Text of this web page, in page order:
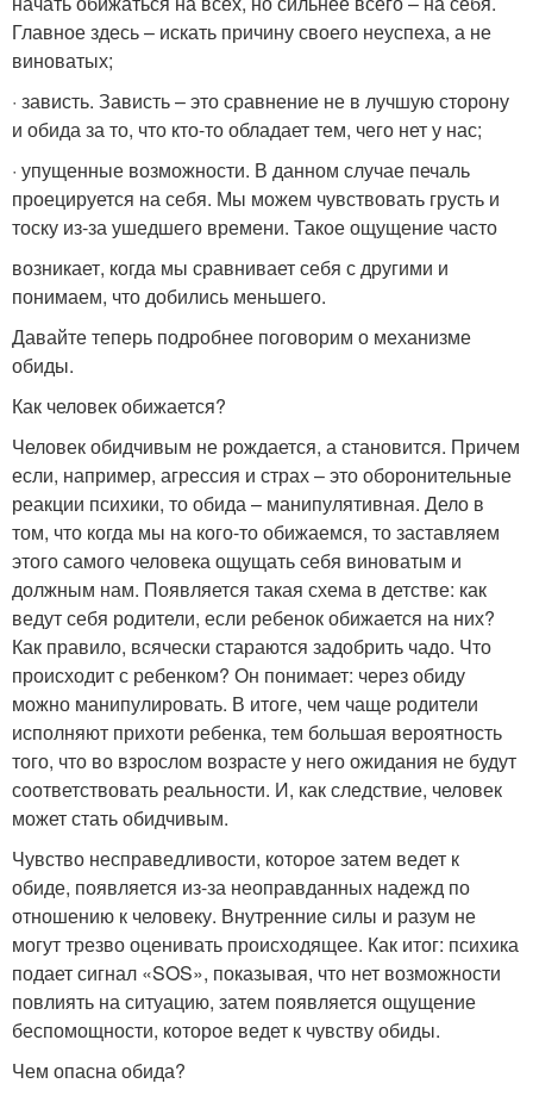
Главное здесь – искать причину своего неуспеха, а не
виноватых;
· зависть. Зависть – это сравнение не в лучшую сторону
и обида за то, что кто-то обладает тем, чего нет у нас;
· упущенные возможности. В данном случае печаль
проецируется на себя. Мы можем чувствовать грусть и
тоску из-за ушедшего времени. Такое ощущение часто
возникает, когда мы сравнивает себя с другими и
понимаем, что добились меньшего.
Давайте теперь подробнее поговорим о механизме
обиды.
Как человек обижается?
Человек обидчивым не рождается, а становится. Причем
если, например, агрессия и страх – это оборонительные
реакции психики, то обида – манипулятивная. Дело в
том, что когда мы на кого-то обижаемся, то заставляем
этого самого человека ощущать себя виноватым и
должным нам. Появляется такая схема в детстве: как
ведут себя родители, если ребенок обижается на них?
Как правило, всячески стараются задобрить чадо. Что
происходит с ребенком? Он понимает: через обиду
можно манипулировать. В итоге, чем чаще родители
исполняют прихоти ребенка, тем большая вероятность
того, что во взрослом возрасте у него ожидания не будут
соответствовать реальности. И, как следствие, человек
может стать обидчивым.
Чувство несправедливости, которое затем ведет к
обиде, появляется из-за неоправданных надежд по
отношению к человеку. Внутренние силы и разум не
могут трезво оценивать происходящее. Как итог: психика
подает сигнал «SOS», показывая, что нет возможности
повлиять на ситуацию, затем появляется ощущение
беспомощности, которое ведет к чувству обиды.
Чем опасна обида?